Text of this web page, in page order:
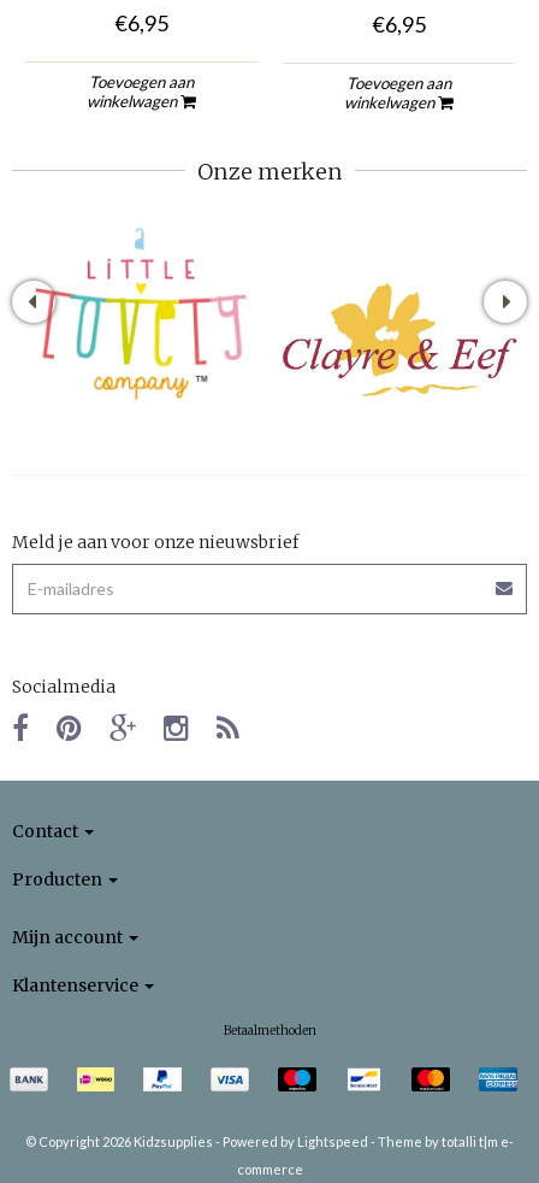
€6,95
Toevoegen aan
winkelwagen
€6,95
Toevoegen aan
winkelwagen
Onze merken
Meld je aan voor onze nieuwsbrief
Socialmedia
Contact
Producten
Mijn account
Klantenservice
Betaalmethoden
© Copyright 2026 Kidzsupplies - Powered by Lightspeed -Theme by totalli t|m e-
commerce